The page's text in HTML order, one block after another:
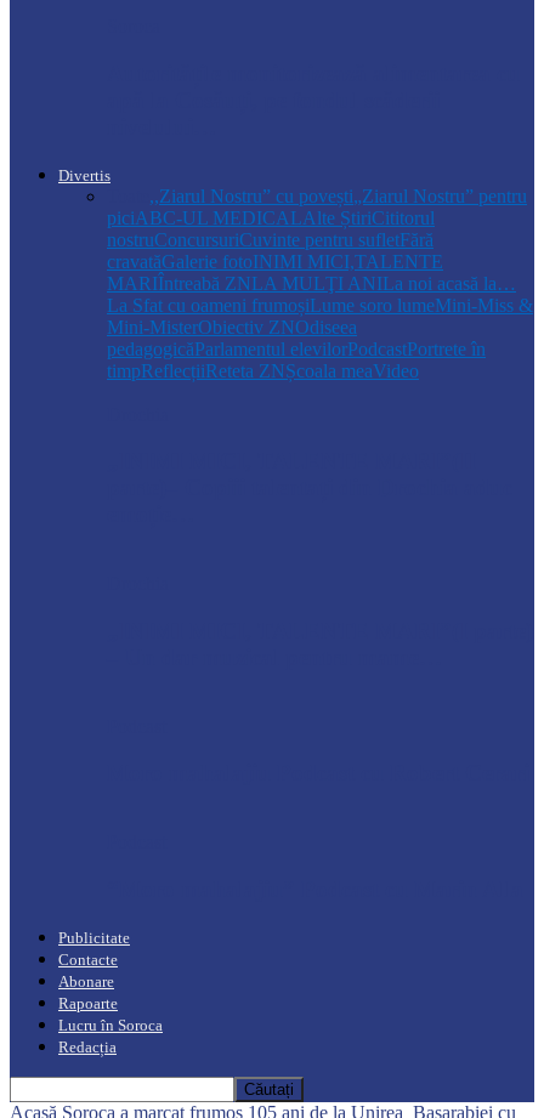
Divertis
,,Ziarul Nostru” cu povești„Ziarul Nostru” pentru
piciABC-UL MEDICALAlte ȘtiriCititorul
nostruConcursuriCuvinte pentru sufletFără
cravatăGalerie fotoINIMI MICI,TALENTE
MARIÎntreabă ZNLA MULŢI ANILa noi acasă la…
La Sfat cu oameni frumoșiLume soro lumeMini-Miss &
Mini-MisterObiectiv ZNOdiseea
pedagogicăParlamentul elevilorPodcastPortrete în
timpReflecțiiReteta ZNȘcoala meaVideo
Publicitate
Contacte
Abonare
Rapoarte
Lucru în Soroca
Redacția
Acasă Soroca a marcat frumos 105 ani de la Unirea Basarabiei cu